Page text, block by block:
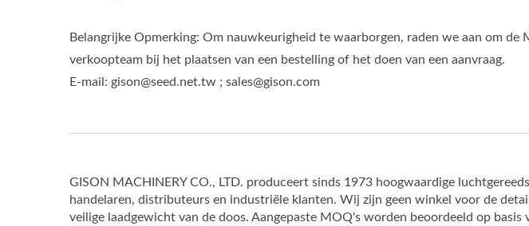
Belangrijke Opmerking: Om nauwkeurigheid te waarborgen, raden we aan om
verkoopteam bij het plaatsen van een bestelling of het doen van een aanvraag.
E-mail: gison@seed.net.tw ; sales@gison.com
GISON MACHINERY CO., LTD. produceert sinds 1973 hoogwaardige
handelaren, distributeurs en industriële klanten. Wij zijn geen winkel voor de
veilige laadgewicht van de doos. Aangepaste MOQ's worden beoordeeld op